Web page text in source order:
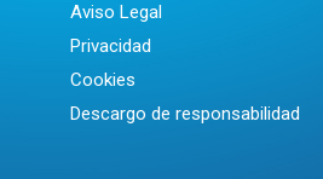
Aviso Legal
Privacidad
Cookies
Descargo de responsabilidad